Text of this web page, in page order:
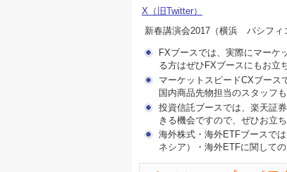
X（旧Twitter）
新春講演会2017（横浜 パシフィ
FXブースでは、実際にマーケ
る方はぜひFXブースにもお立
マーケットスピードCXブース
国内商品先物担当のスタッフ
投資信託ブースでは、楽天証
きる機会ですので、ぜひお立ち
海外株式・海外ETFブースで
ネシア）・海外ETFに関して